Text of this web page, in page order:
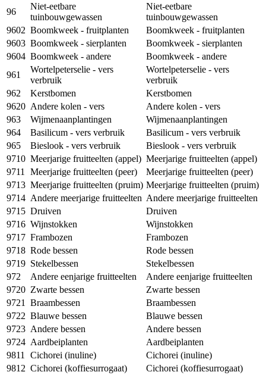
96
Niet-eetbare
tuinbouwgewassen
Niet-eetbare
tuinbouwgewassen
9602 Boomkweek - fruitplanten
Boomkweek - fruitplanten
9603 Boomkweek - sierplanten
Boomkweek - sierplanten
9604 Boomkweek - andere
Boomkweek - andere
961
Wortelpeterselie - vers
verbruik
Wortelpeterselie - vers
verbruik
962
Kerstbomen
Kerstbomen
9620 Andere kolen - vers
Andere kolen - vers
963
Wijmenaanplantingen
Wijmenaanplantingen
964
Basilicum - vers verbruik
Basilicum - vers verbruik
965
Bieslook - vers verbruik
Bieslook - vers verbruik
9710 Meerjarige fruitteelten (appel) Meerjarige fruitteelten (appel)
9711
Meerjarige fruitteelten (peer)
Meerjarige fruitteelten (peer)
9713 Meerjarige fruitteelten (pruim) Meerjarige fruitteelten (pruim)
9714 Andere meerjarige fruitteelten Andere meerjarige fruitteelten
9715 Druiven
Druiven
9716 Wijnstokken
Wijnstokken
9717 Frambozen
Frambozen
9718 Rode bessen
Rode bessen
9719 Stekelbessen
Stekelbessen
972
Andere eenjarige fruitteelten
Andere eenjarige fruitteelten
9720 Zwarte bessen
Zwarte bessen
9721
Braambessen
Braambessen
9722 Blauwe bessen
Blauwe bessen
9723 Andere bessen
Andere bessen
9724 Aardbeiplanten
Aardbeiplanten
9811
Cichorei (inuline)
Cichorei (inuline)
9812 Cichorei (koffiesurrogaat)
Cichorei (koffiesurrogaat)